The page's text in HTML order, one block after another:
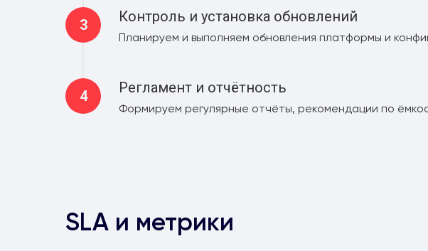
Контроль и установка обновлений
Планируем и выполняем обновления платформы и
Регламент и отчётность
Формируем регулярные отчёты, рекомендации по
SLA и метрики